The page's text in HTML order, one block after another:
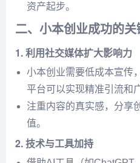
资产起步。
二、小本创业成功的
1. 利用社交媒体扩大影响力
小本创业需要低成本宣传
平台可以实现精准引流和
注重内容的真实感，分享
值。
2. 技术与工具加持